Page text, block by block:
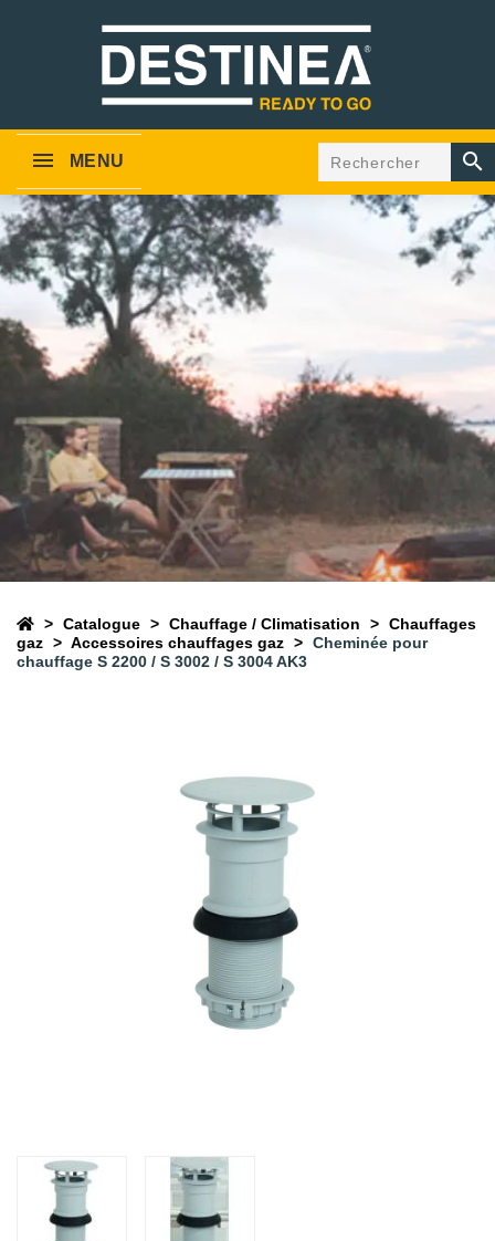
MENU 
Catalogue Chauffage / Climatisation
Chauffages
gaz
Accessoires chauffages gaz
Cheminée pour
chauffage S 2200 / S 3002 / S 3004 AK3